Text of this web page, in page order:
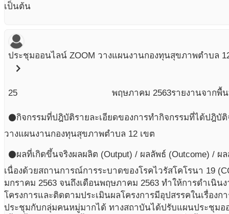
เป็นต้น
ประชุมออนไลน์ ZOOM วางแผนงานกองทุนสุขภาพตำบล
chevron_right
25 พฤษภาคม 2563รายงานจากพื้น
circleกิจกรรมที่ปฎิบัติรายละเอียดของการทำกิจกรรมที่ได้ปฎิบัติ
วางแผนงานกองทุนสุขภาพตำบล 12 เขต
circleผลที่เกิดขึ้นจริงผลผลิต (Output) / ผลลัพธ์ (Outcome) /
เนื่องด้วยสถานการณ์การระบาดของโรคไวรัสโคโรนา 19
มกราคม 2563 จนถึงเดือนพฤษภาคม 2563 ทำให้การดำเนิ
โครงการและติดตามประเมินผลโครงการมีอุปสรรคในเรื่องก
ประชุมกับกลุ่มคนหมู่มากได้ ทางสถาบันได้ปรับแผนประชุมอ